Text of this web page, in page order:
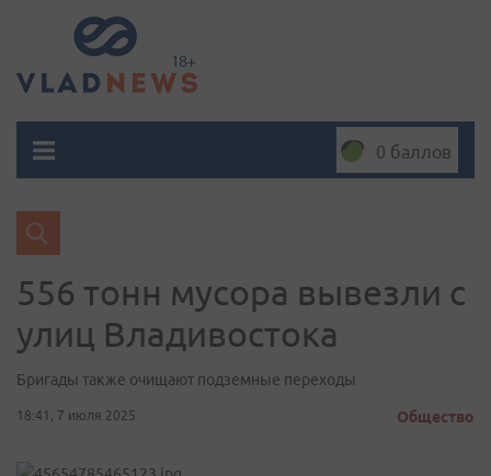
0 баллов
556 тонн мусора вывезли с
улиц Владивостока
Бригады также очищают подземные переходы
18:41, 7 июля 2025 Общество